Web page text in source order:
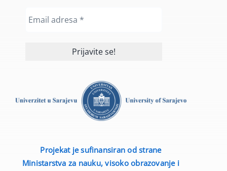
Projekat je sufinansiran od strane
Ministarstva za nauku, visoko obrazovanje i